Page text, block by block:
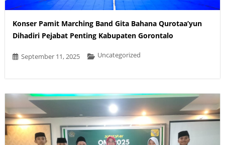
Konser Pamit Marching Band Gita Bahana Qurotaa’yun
Dihadiri Pejabat Penting Kabupaten Gorontalo
September 11, 2025 Uncategorized